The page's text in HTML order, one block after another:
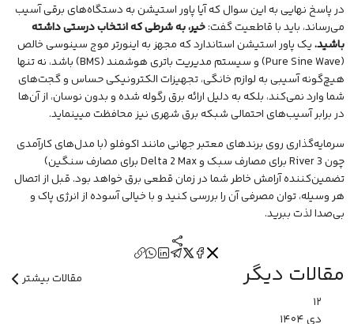
در پاسخ نهایی به این سوال که آیا پاور استیشن به دستگاه‌های برقی آسیب
می‌رساند، باید با قاطعیت گفت:خیر، به شرطی که انتخاب درستی داشته
باشید.یک پاور استیشن استاندارد که مجهز به اینورتر موج سینوسی خالص
(Pure Sine Wave) و سیستم مدیریت باتری هوشمند (BMS) باشد، نه تنها
هیچ‌گونه آسیبی به لوازم خانگی، تجهیزات الکترونیکی حساس و گجت‌های
شما وارد نمی‌کند، بلکه به دلیل ارائه برق رگوله شده و بدون نوسان، از آن‌ها
در برابر آسیب‌های احتمالی شبکه برق شهری نیز محافظت میینماید.
سرمایه‌گذاری روی برندهای معتبر جهانی مانند اکوفلو (با مدل‌های کارآمدی
چون River 3 برای مصارف سبک و Delta 2 Max برای مصارف سنگین)
تضمین‌کننده آرامش خاطر شما در زمان قطعی برق خواهد بود. قبل از اتصال
هر وسیله، توان مصرفی آن را بررسی کنید و با خیالی آسوده از انرژی پاک و
بی‌صدا لذت ببرید.
مقالات دیگر
مقالات بیشتر
۱۲
دی۱۴۰۴